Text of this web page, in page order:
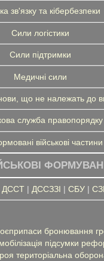
зв'язку та кібербезпеки
Сили логістики
Сили підтримки
Медичні сили
що не належать до
служба правопорядку
військові частини
ДССТ| ДССЗЗІ | СБУ|
бронювання
мобілізація підсумки
територіальна